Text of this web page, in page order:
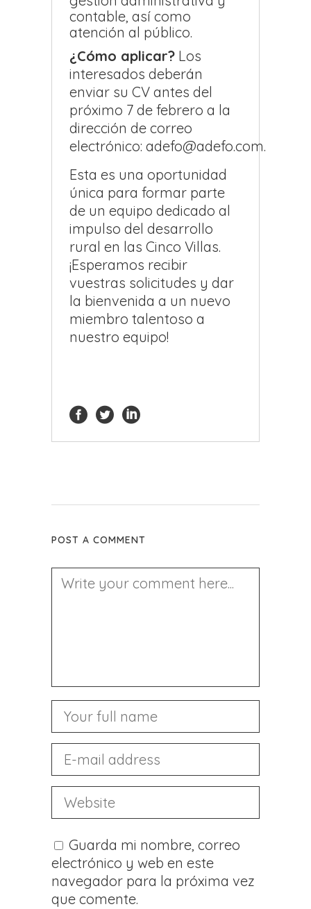
contable, así como
atención al público.
¿Cómo aplicar? Los
interesados deberán
enviar su CV antes del
próximo 7 de febrero a la
dirección de correo
electrónico: adefo@adefo.com.
Esta es una oportunidad
única para formar parte
de un equipo dedicado al
impulso del desarrollo
rural en las Cinco Villas.
¡Esperamos recibir
vuestras solicitudes y dar
la bienvenida a un nuevo
miembro talentoso a
nuestro equipo!
POST A COMMENT
Guarda mi nombre, correo
electrónico y web en este
navegador para la próxima vez
que comente.